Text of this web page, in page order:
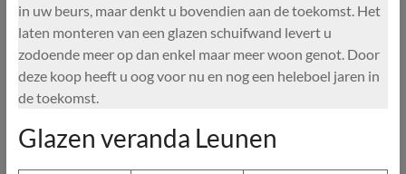
in uw beurs, maar denkt u bovendien aan de toekomst. Het
laten monteren van een glazen schuifwand levert u
zodoende meer op dan enkel maar meer woon genot. Door
deze koop heeft u oog voor nu en nog een heleboel jaren in
de toekomst.
Glazen veranda Leunen